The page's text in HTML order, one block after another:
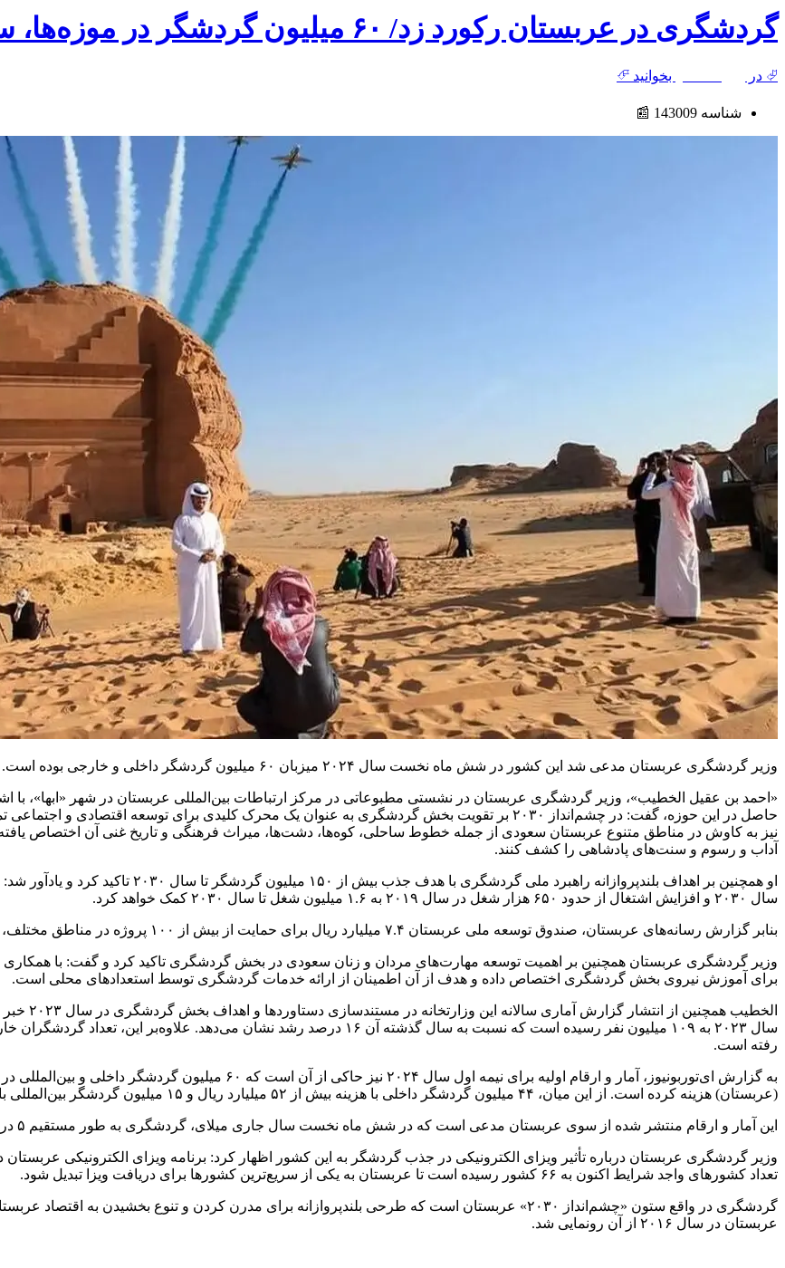
گردشگری در عربستان رکورد زد/ ۶۰ میلیون گردشگر در موزه‌ها، سواحل و مکان‌های تاریخی عربستان
⮰ در بخوانید ⮶
شناسه 143009 📰
وزیر گردشگری عربستان مدعی شد این کشور در شش ماه نخست سال ۲۰۲۴ میزبان ۶۰ میلیون گردشگر داخلی و خارجی بوده است.
«احمد بن عقیل الخطیب»، وزیر گردشگری عربستان در نشستی مطبوعاتی در مرکز ارتباطات بین‌المللی عربستان در شهر «ابها»،
نیز به کاوش در مناطق متنوع عربستان سعودی از جمله خطوط ساحلی، کوه‌ها، دشت‌ها، میراث فرهنگی و تاریخ غنی آن اختصاص یافته
آداب و رسوم و سنت‌های پادشاهی را کشف کنند.
سال ۲۰۳۰ و افزایش اشتغال از حدود ۶۵۰ هزار شغل در سال ۲۰۱۹ به ۱.۶ میلیون شغل تا سال ۲۰۳۰ کمک خواهد کرد.
بنابر گزارش رسانه‌های عربستان، صندوق توسعه ملی عربستان ۷.۴ میلیارد ریال برای حمایت از بیش از ۱۰۰ پروژه در مناطق مختلف، با ارزش کل بیش از ۳۵ میلیارد ریال عربستان اختصاص داده است.
وزیر گردشگری عربستان همچنین بر اهمیت توسعه مهارت‌های مردان و زنان سعودی در بخش گردشگری تاکید کرد و گفت: با همکاری
برای آموزش نیروی بخش گردشگری اختصاص داده و هدف از آن اطمینان از ارائه خدمات گردشگری توسط استعدادهای محلی است.
الخطیب
رفته است.
(عربستان) هزینه کرده است. از این میان، ۴۴ میلیون گردشگر داخلی با هزینه بیش از ۵۲ میلیارد ریال و ۱۵ میلیون گردشگر بین‌المللی با مجموع هزینه‌های بیش از ۹۰ میلیارد ریال بودند.
این آمار و ارقام منتشر شده از سوی عربستان مدعی است که در شش ماه نخست سال جاری میلای، گردشگری به طور مستقیم ۵ درصد به تولید ناخالص داخلی این کشور کمک کرده است.
تعداد کشورهای واجد شرایط اکنون به ۶۶ کشور رسیده است تا عربستان به یکی از سریع‌ترین کشورها برای دریافت ویزا تبدیل شود.
گردشگری در واقع ستون «چشم‌انداز ۲۰۳۰» عربستان است که طرحی بلندپروازانه برای مدرن کردن و تنوع
عربستان در سال ۲۰۱۶ از آن رونمایی شد.